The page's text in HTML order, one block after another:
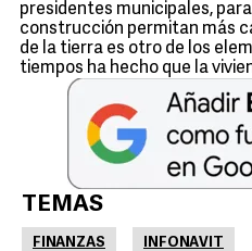
presidentes municipales,
construcción permitan más
de la tierra es otro de los
tiempos ha hecho que la
TEMAS
FINANZAS INFONAVIT